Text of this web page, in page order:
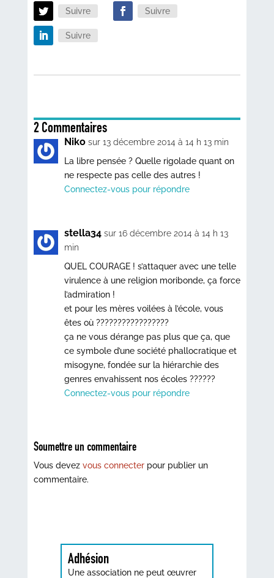
Suivre Suivre
Suivre
2 Commentaires
Niko sur 13 décembre 2014 à 14 h 13 min
La libre pensée ? Quelle rigolade quant on
ne respecte pas celle des autres !
Connectez-vous pour répondre
stella34 sur 16 décembre 2014 à 14 h 13
min
QUEL COURAGE ! s’attaquer avec une telle
virulence à une religion moribonde, ça force
l’admiration !
et pour les mères voilées à l’école, vous
êtes où ?????????????????
ça ne vous dérange pas plus que ça, que
ce symbole d’une société phallocratique et
misogyne, fondée sur la hiérarchie des
genres envahissent nos écoles ??????
Connectez-vous pour répondre
Soumettre un commentaire
Vous devez vous connecterpour publier un
commentaire.
Adhésion
Une association ne peut œuvrer